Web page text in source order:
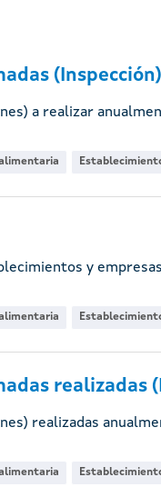
(Inspección)
a realizar
y
realizadas
realizadas